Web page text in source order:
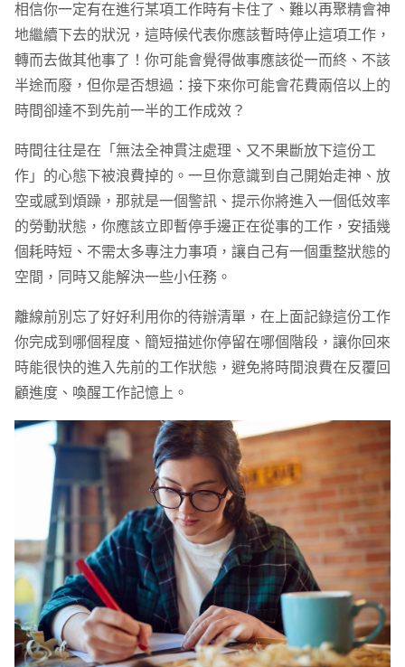
相信你一定有在進行某項工作時有卡住了、難以再聚精會神
地繼續下去的狀況，這時候代表你應該暫時停止這項工作，
轉而去做其他事了！你可能會覺得做事應該從一而終、不該
半途而廢，但你是否想過：接下來你可能會花費兩倍以上的
時間卻達不到先前一半的工作成效？
時間往往是在「無法全神貫注處理、又不果斷放下這份工
作」的心態下被浪費掉的。一旦你意識到自己開始走神、放
空或感到煩躁，那就是一個警訊、提示你將進入一個低效率
的勞動狀態，你應該立即暫停手邊正在從事的工作，安插幾
個耗時短、不需太多專注力事項，讓自己有一個重整狀態的
空間，同時又能解決一些小任務。
離線前別忘了好好利用你的待辦清單，在上面記錄這份工作
你完成到哪個程度、簡短描述你停留在哪個階段，讓你回來
時能很快的進入先前的工作狀態，避免將時間浪費在反覆回
顧進度、喚醒工作記憶上。